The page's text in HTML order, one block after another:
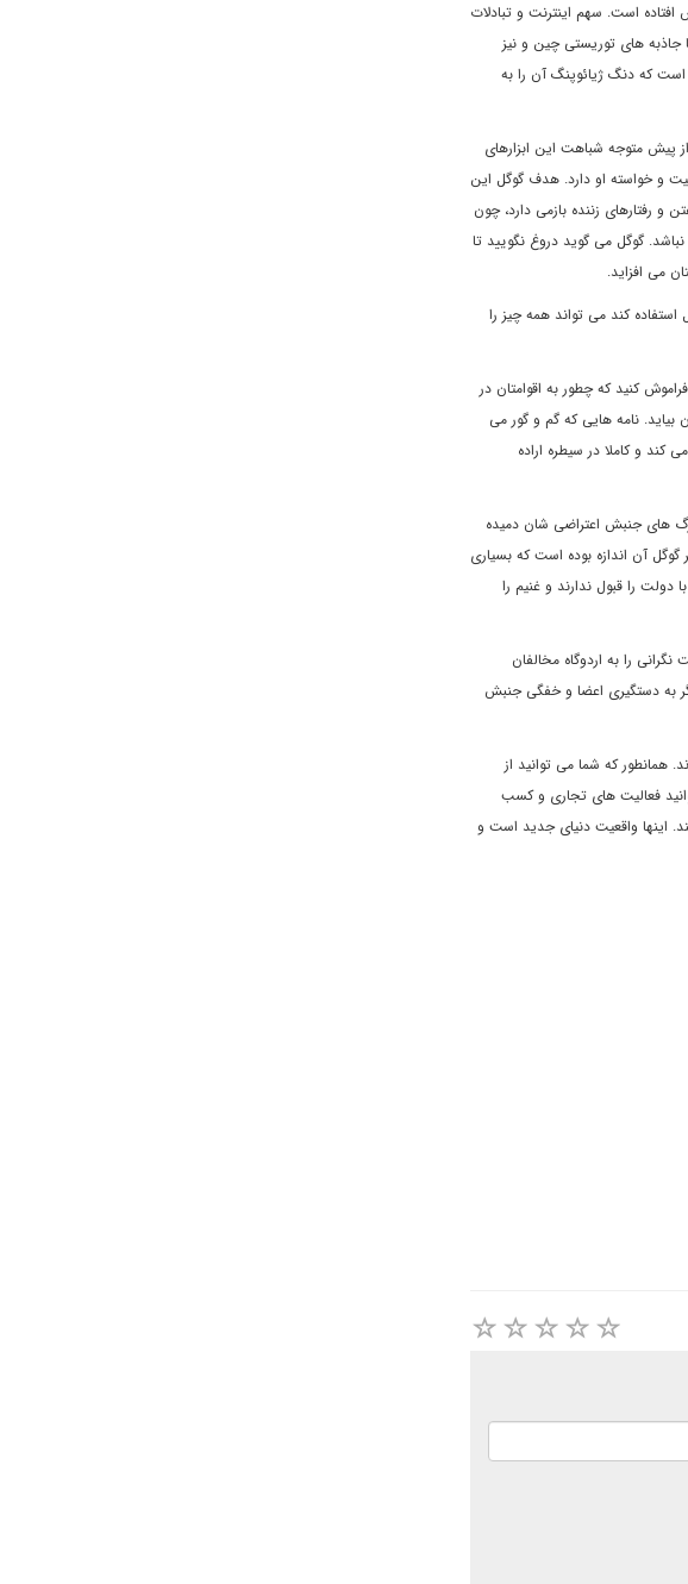
افتاده است. سهم اينترنت و تبادلات
جاذبه هاى توريستى چين و نيز
است که دنگ ژيائوپنگ آن را به
پيش متوجه شباهت اين ابزارهاى
و خواسته او دارد. هدف گوگل اين
رفتارهاى زننده بازمى دارد، چون
گوگل مى گويد دروغ نگوييد تا
مى افزايد.
کند مى تواند همه چيز را
کنيد که چطور به اقوامتان در
نامه هايى که گم و گور مى
و کاملا در سيطره اراده
رگ هاى جنبش اعتراضى شان دميده
گوگل آن اندازه بوده است که بسيارى
را قبول ندارند و غنيم را
را به اردوگاه مخالفان
به دستگيرى اعضا و خفگى جنبش
همانطور که شما مى توانيد از
فعاليت هاى تجارى و کسب
اينها واقعيت دنياى جديد است و